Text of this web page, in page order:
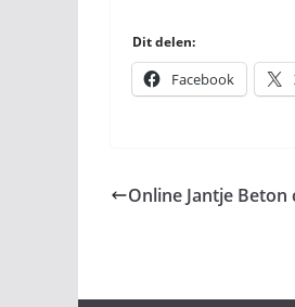
Dit delen:
Facebook
Online Jantje